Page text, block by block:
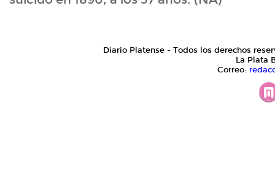
Diario Platense - Todos los derechos
La Plata
Correo: